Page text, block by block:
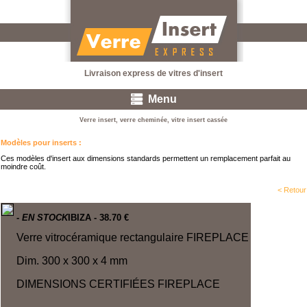
Livraison express de vitres d'insert
Menu
Verre insert, verre cheminée, vitre insert cassée
Modèles pour inserts :
Ces modèles d'insert aux dimensions standards permettent un remplacement parfait au
moindre coût.
< Retour
IBIZA
- EN STOCK - 38.70 €
Verre vitrocéramique rectangulaire FIREPLACE
Dim. 300 x 300 x 4 mm
DIMENSIONS CERTIFIÉES FIREPLACE